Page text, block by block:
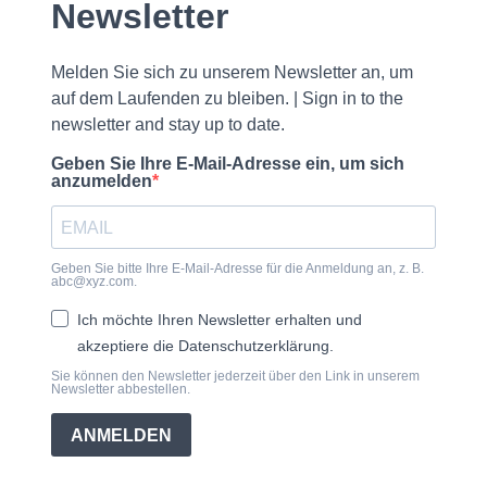
Newsletter
Melden Sie sich zu unserem Newsletter an, um
auf dem Laufenden zu bleiben. | Sign in to the
newsletter and stay up to date.
Geben Sie Ihre E-Mail-Adresse ein, um sich
anzumelden
Geben Sie bitte Ihre E-Mail-Adresse für die Anmeldung an, z. B.
abc@xyz.com.
Ich möchte Ihren Newsletter erhalten und
akzeptiere die Datenschutzerklärung.
Sie können den Newsletter jederzeit über den Link in unserem
Newsletter abbestellen.
ANMELDEN